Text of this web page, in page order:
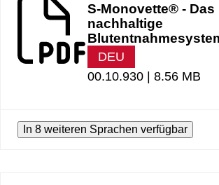
S-Monovette® - Das
nachhaltige
DEU
00.10.930 | 8.56 MB
In 8 weiteren Sprachen verfügbar